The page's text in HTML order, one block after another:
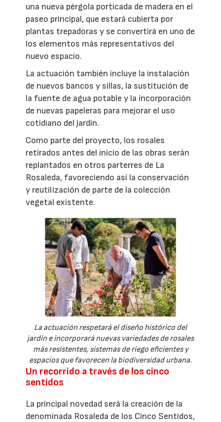
una nueva pérgola porticada de madera en el
paseo principal, que estará cubierta por
plantas trepadoras y se convertirá en uno de
los elementos más representativos del
nuevo espacio.
La actuación también incluye la instalación
de nuevos bancos y sillas, la sustitución de
la fuente de agua potable y la incorporación
de nuevas papeleras para mejorar el uso
cotidiano del jardín.
Como parte del proyecto, los rosales
retirados antes del inicio de las obras serán
replantados en otros parterres de La
Rosaleda, favoreciendo así la conservación
y reutilización de parte de la colección
vegetal existente.
La actuación respetará el diseño histórico del
jardín e incorporará nuevas variedades de rosales
más resistentes, sistemas de riego eficientes y
espacios que favorecen la biodiversidad urbana.
Un recorrido a través de los cinco
sentidos
La principal novedad será la creación de la
denominada Rosaleda de los Cinco Sentidos,